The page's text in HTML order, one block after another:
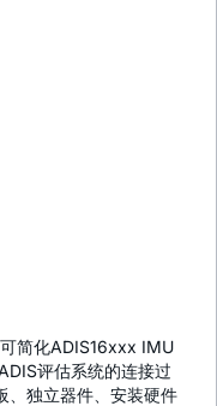
简化ADIS16xxx IMU
评估系统的连接过
、独立器件、安装硬件